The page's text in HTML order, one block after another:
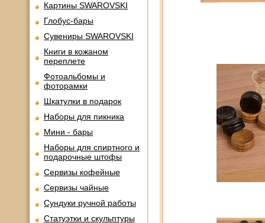
Картины SWAROVSKI
Глобус-бары
Сувениры SWAROVSKI
Книги в кожаном
переплете
Фотоальбомы и
фоторамки
Шкатулки в подарок
Наборы для пикника
Мини - бары
Наборы для спиртного и
подарочные штофы
Сервизы кофейные
Сервизы чайные
Сундуки ручной работы
Статуэтки и скульптуры